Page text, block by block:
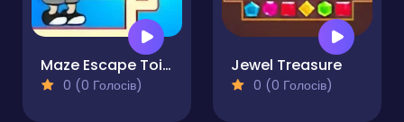
Maze Escape Toilet Rush
0 (0 Голосів)
Jewel Treasure
0 (0 Голосів)